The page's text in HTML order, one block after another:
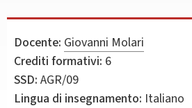
Docente: Giovanni Molari
Crediti formativi: 6
SSD: AGR/09
Lingua di insegnamento: Italiano